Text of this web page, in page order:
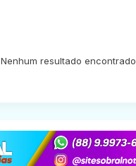
Nenhum resultado encontrado